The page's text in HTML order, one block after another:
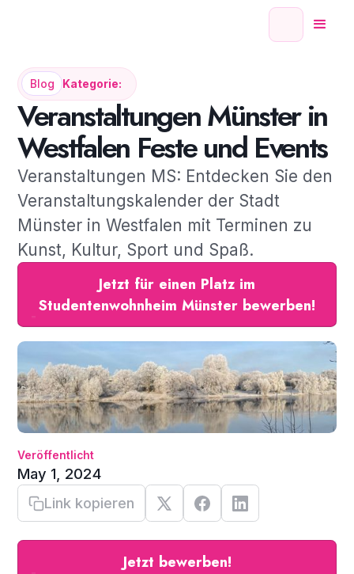
Blog Kategorie:
Veranstaltungen Münster in
Westfalen Feste und Events
Veranstaltungen MS: Entdecken Sie den
Veranstaltungskalender der Stadt
Münster in Westfalen mit Terminen zu
Kunst, Kultur, Sport und Spaß.
Jetzt für einen Platz im
Studentenwohnheim Münster bewerben!
Veröffentlicht
May 1, 2024
Link kopieren
Jetzt bewerben!